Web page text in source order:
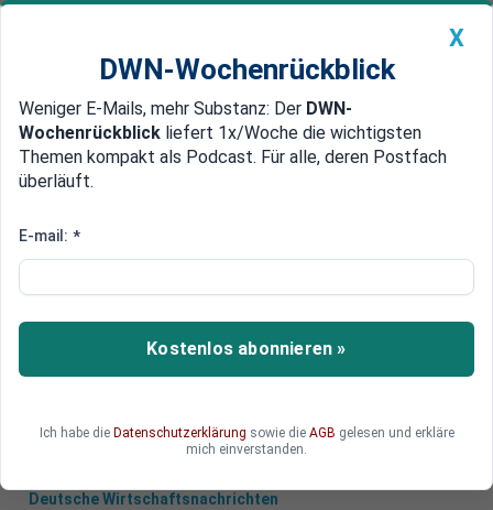
Newsticker MEIN DWN: Geldanlage Premium
Edelmetalle DWN-Magazin China
Das sind die populärsten DWN-
Die Deutschen Wirtschaftsnachrichten
präsentieren Ihnen die am meisten gelesenen
Artikel des Jahres 2020. Sie erhalten einen
Deutsche Wirtschaftsnachrichten
X
DWN-Wochenrückblick
Weniger E-Mails, mehr Substanz: Der DWN-
Wochenrückblick liefert 1x/Woche die wichtigsten
Themen kompakt als Podcast. Für alle, deren Postfach
überläuft.
E-mail: *
Kostenlos abonnieren »
Ich habe die Datenschutzerklärung sowie die AGB gelesen und erkläre
mich einverstanden.